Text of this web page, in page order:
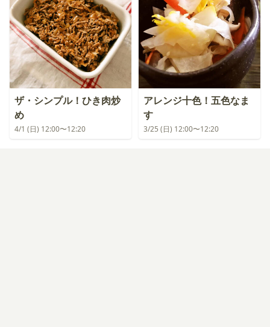
ザ・シンプル！ひき肉炒
め
4/1 (日) 12:00〜12:20
アレンジ十色！五色なま
す
3/25 (日) 12:00〜12:20